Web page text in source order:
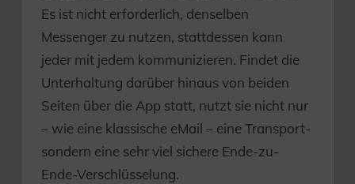
Es ist nicht erforderlich, denselben
Messenger zu nutzen, stattdessen kann
jeder mit jedem kommu­nizieren. Findet die
Unterhaltung darüber hinaus von beiden
Seiten über die App statt, nutzt sie nicht nur
– wie eine klassische eMail – eine Transport-
sondern eine sehr viel sichere Ende-zu-
Ende-Verschlüsselung.